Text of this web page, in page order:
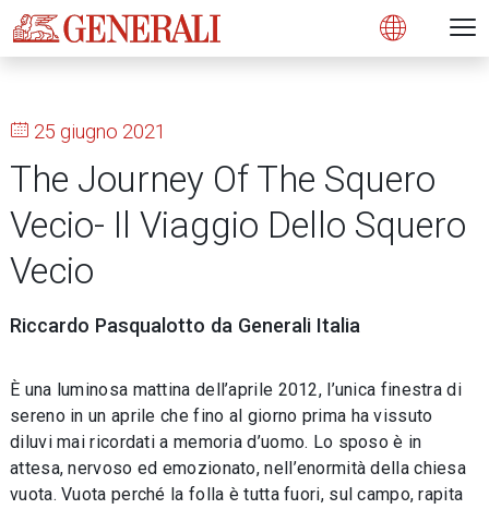
Open
25 giugno 2021
The Journey Of The Squero
Vecio- Il Viaggio Dello Squero
Vecio
Riccardo Pasqualotto da Generali Italia
È una luminosa mattina dell’aprile 2012, l’unica finestra di
sereno in un aprile che fino al giorno prima ha vissuto
diluvi mai ricordati a memoria d’uomo. Lo sposo è in
attesa, nervoso ed emozionato, nell’enormità della chiesa
vuota. Vuota perché la folla è tutta fuori, sul campo, rapita